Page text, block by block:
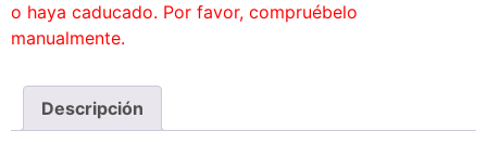
o haya caducado. Por favor, compruébelo
manualmente.
Descripción